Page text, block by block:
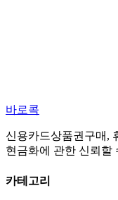
바로콕
신용카드상품권구매,
현금화에 관한 신뢰할
카테고리